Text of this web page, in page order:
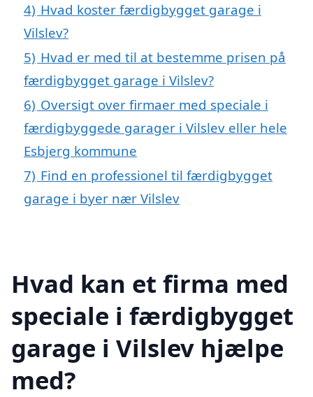
4) Hvad koster færdigbygget garage i
Vilslev?
5) Hvad er med til at bestemme prisen på
færdigbygget garage i Vilslev?
6) Oversigt over firmaer med speciale i
færdigbyggede garager i Vilslev eller hele
Esbjerg kommune
7) Find en professionel til færdigbygget
garage i byer nær Vilslev
Hvad kan et firma med
speciale i færdigbygget
garage i Vilslev hjælpe
med?